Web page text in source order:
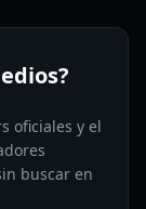
oficiales y el
buscar en